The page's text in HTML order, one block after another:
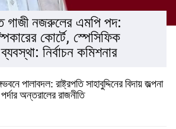
গাজী নজরুলের এমপি পদ:
কোর্টে, স্পেসিফিক
নির্বাচন কমিশনার
পালাবদল: রাষ্ট্রপতি সাহাবুদ্দিনের বিদায় জল্পনা
অন্তরালের রাজনীতি